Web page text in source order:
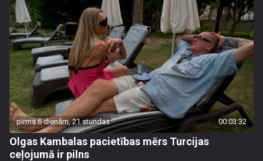
pirms 6 dienām, 21 stundas 00:03:32
Olgas Kambalas pacietības mērs Turcijas
ceļojumā ir pilns